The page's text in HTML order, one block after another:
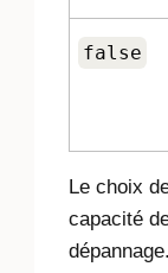
false
Le choix
capacité